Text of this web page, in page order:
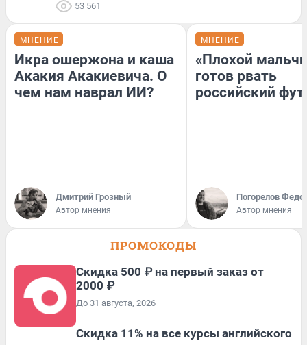
53 561
МНЕНИЕ
Икра ошержона и каша
Акакия Акакиевича. О
чем нам наврал ИИ?
Дмитрий Грозный
Автор мнения
МНЕНИЕ
«Плохой
готов рвать
российский
Погорелов
Автор мнения
ПРОМОКОДЫ
Скидка 500 ₽ на первый заказ от
2000 ₽
До 31 августа, 2026
Скидка 11% на все курсы английского